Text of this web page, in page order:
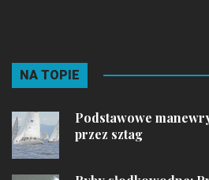
NA TOPIE
Podstawowe
przez sztag